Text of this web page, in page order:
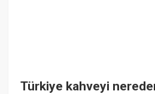
Türkiye kahveyi